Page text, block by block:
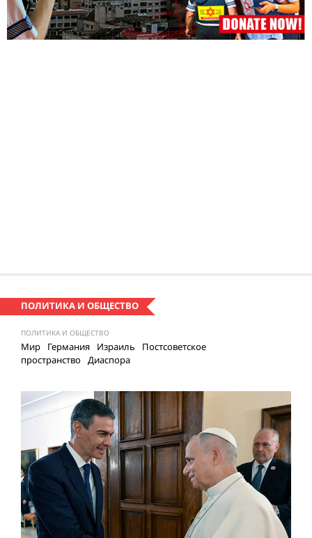
ПОЛИТИКА И ОБЩЕСТВО
ПОЛИТИКА И ОБЩЕСТВО
Мир Германия Израиль
Постсоветское
пространство Диаспора